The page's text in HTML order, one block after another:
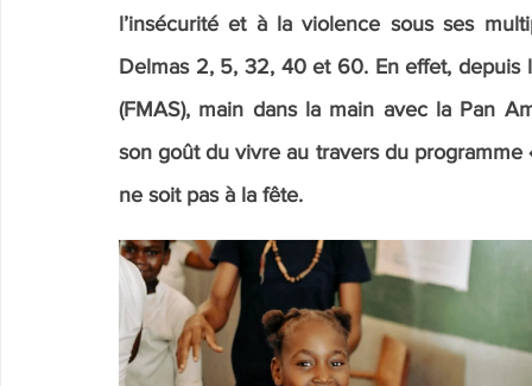
l’insécurité et à la violence sous ses
Delmas 2, 5, 32, 40 et 60. En effet, depuis
(FMAS), main dans la main avec la Pan
son goût du vivre au travers du
ne soit pas à la fête.